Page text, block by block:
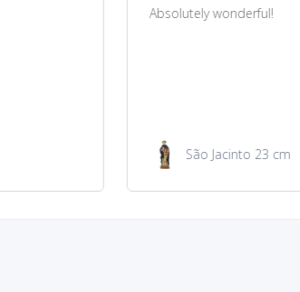
Absolutely wonderful!
São Jacinto 23 cm